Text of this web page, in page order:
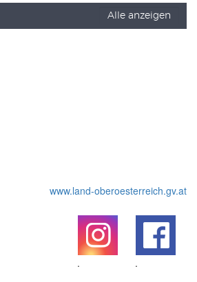
Alle anzeigen
www.land-oberoesterreich.gv.at
.
.